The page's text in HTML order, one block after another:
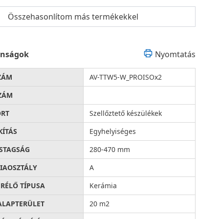
Összehasonlítom más termékekkel
Nyomtatás
AV-TTW5-W_PROISOx2
Szellőztető készülékek
Egyhelyiséges
280-470 mm
A
TÍPUSA
Kerámia
20 m2